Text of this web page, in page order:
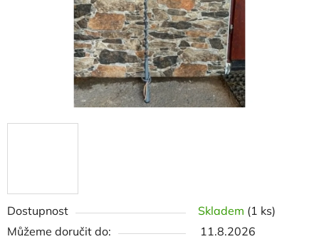
Dostupnost Skladem (1 ks)
Můžeme doručit do:
11.8.2026